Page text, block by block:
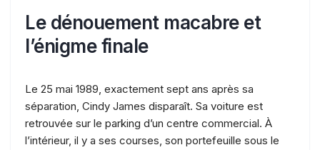
Le dénouement macabre et
l’énigme finale
Le 25 mai 1989, exactement sept ans après sa
séparation, Cindy James disparaît. Sa voiture est
retrouvée sur le parking d’un centre commercial. À
l’intérieur, il y a ses courses, son portefeuille sous le